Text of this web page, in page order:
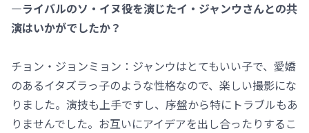
―ライバルのソ・イヌ役を演じたイ・ジャンウさんとの共
演はいかがでしたか？
チョン・ジョンミョン：ジャンウはとてもいい子で、愛嬌
のあるイタズラっ子のような性格なので、楽しい撮影にな
りました。演技も上手ですし、序盤から特にトラブルもあ
りませんでした。お互いにアイデアを出し合ったりするこ